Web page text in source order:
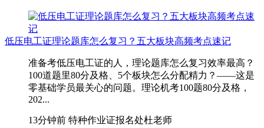
低压电工证理论题库怎么复习？五大板块高频考点速记
准备考低压电工证的人，理论题库怎么复习效率最高？
100道题里80分及格、5个板块怎么分配精力？——这是
零基础学员最关心的问题。理论机考100题80分及格，
202...
13分钟前 特种作业证报名处杜老师